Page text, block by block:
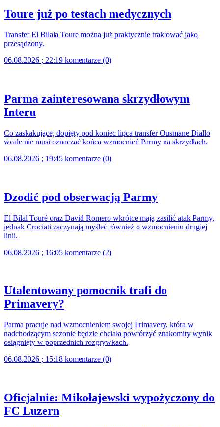
Toure już po testach medycznych
Transfer El Bilala Toure można już praktycznie traktować jako
przesądzony.
06.08.2026 ; 22:19 komentarze (0)
Parma zainteresowana skrzydłowym
Interu
Co zaskakujące, dopięty pod koniec lipca transfer Ousmane Diallo
wcale nie musi oznaczać końca wzmocnień Parmy na skrzydłach.
06.08.2026 ; 19:45 komentarze (0)
Dzodić pod obserwacją Parmy
El Bilal Touré oraz David Romero wkrótce mają zasilić atak Parmy,
jednak Crociati zaczynają myśleć również o wzmocnieniu drugiej
linii.
06.08.2026 ; 16:05 komentarze (2)
Utalentowany pomocnik trafi do
Primavery?
Parma pracuje nad wzmocnieniem swojej Primavery, która w
nadchodzącym sezonie będzie chciała powtórzyć znakomity wynik
osiągnięty w poprzednich rozgrywkach.
06.08.2026 ; 15:18 komentarze (0)
Oficjalnie: Mikołajewski wypożyczony do
FC Luzern